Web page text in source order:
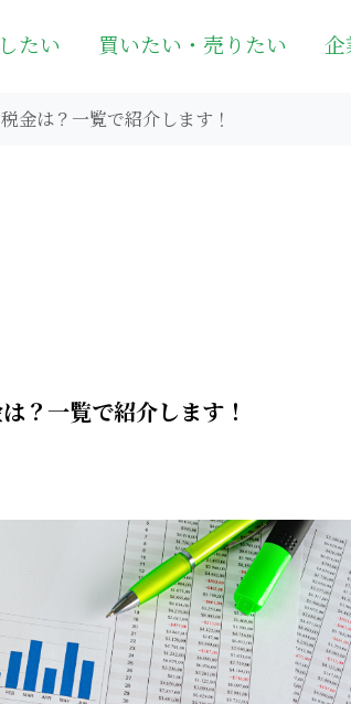
たい 買いたい・売りたい 企
金は？一覧で紹介します！
？一覧で紹介します！